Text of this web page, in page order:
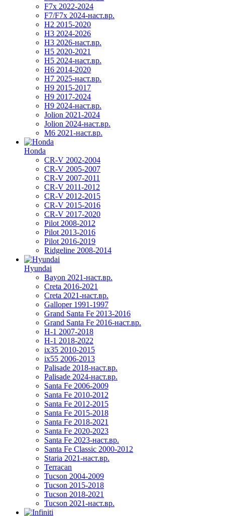
F7x 2022-2024
F7/F7x 2024-наст.вр.
H2 2015-2020
H3 2024-2026
H3 2026-наст.вр.
H5 2020-2021
H5 2024-наст.вр.
H6 2014-2020
H7 2025-наст.вр.
H9 2015-2017
H9 2017-2024
H9 2024-наст.вр.
Jolion 2021-2024
Jolion 2024-наст.вр.
М6 2021-наст.вр.
Honda
CR-V 2002-2004
CR-V 2005-2007
CR-V 2007-2011
CR-V 2011-2012
CR-V 2012-2015
CR-V 2015-2016
CR-V 2017-2020
Pilot 2008-2012
Pilot 2013-2016
Pilot 2016-2019
Ridgeline 2008-2014
Hyundai
Bayon 2021-наст.вр.
Creta 2016-2021
Creta 2021-наст.вр.
Galloper 1991-1997
Grand Santa Fe 2013-2016
Grand Santa Fe 2016-наст.вр.
H-1 2007-2018
H-1 2018-2022
ix35 2010-2015
ix55 2006-2013
Palisade 2018-наст.вр.
Palisade 2024-наст.вр.
Santa Fe 2006-2009
Santa Fe 2010-2012
Santa Fe 2012-2015
Santa Fe 2015-2018
Santa Fe 2018-2021
Santa Fe 2020-2023
Santa Fe 2023-наст.вр.
Santa Fe Classic 2000-2012
Staria 2021-наст.вр.
Terracan
Tucson 2004-2009
Tucson 2015-2018
Tucson 2018-2021
Tucson 2021-наст.вр.